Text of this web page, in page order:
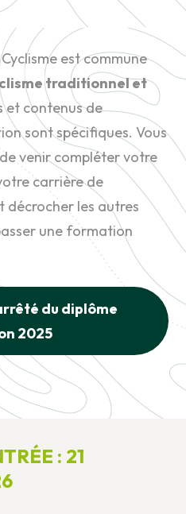
est commune
traditionnel et
et contenus de
sont spécifiques. Vous
venir compléter votre
carrière de
décrocher les autres
une formation
du diplôme
2025
: 21